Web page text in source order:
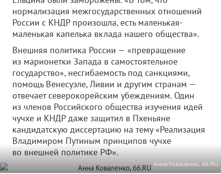
нормализация межгосударственных отношений
России с КНДР произошла, есть маленькая-
маленькая капелька вклада нашего общества».
Внешняя политика России — «превращение
из марионетки Запада в самостоятельное
государство», несгибаемость под санкциями,
помощь Венесуэле, Ливии и другим странам —
отвечает северокорейским убеждениям. Один
из членов Российского общества изучения идей
чучхе и КНДР даже защитил в Пхеньяне
кандидатскую диссертацию на тему «Реализация
Владимиром Путиным принципов чучхе
во внешней политике РФ».
Анна Коваленко, 66.RU